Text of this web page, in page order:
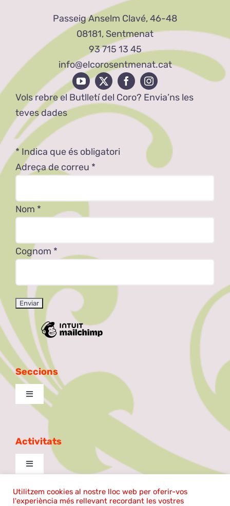
Passeig Anselm Clavé, 46-48
08181, Sentmenat
93 715 13 45
info@elcorosentmenat.cat
Vols rebre el Butlletí del Coro? Envia’ns les
teves dades
* Indica que és obligatori
Adreça de correu *
Nom *
Cognom *
Seccions
Toggle
Navigation
Excursionista
Taula de Debat
La Patilla
Activitats
Toggle
Navigation
cantem
Utilitzem cookies al nostre lloc web per oferir-vos
l'experiència més rellevant recordant les vostres